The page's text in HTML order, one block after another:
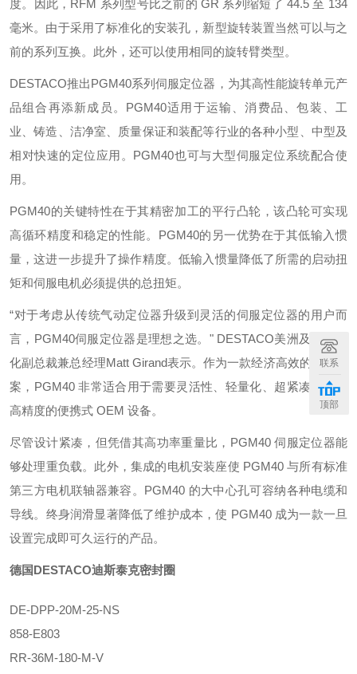
度。因此，RFM 系列型号比之前的 GR 系列缩短了 44.5 至 134
毫米。由于采用了标准化的安装孔，新型旋转装置当然可以与之
前的系列互换。此外，还可以使用相同的旋转臂类型。
DESTACO推出PGM40系列伺服定位器，为其高性能旋转单元产
品组合再添新成员。PGM40适用于运输、消费品、包装、工
业、铸造、洁净室、质量保证和装配等行业的各种小型、中型及
相对快速的定位应用。PGM40也可与大型伺服定位系统配合使
用。
PGM40的关键特性在于其精密加工的平行凸轮，该凸轮可实现
高循环精度和稳定的性能。PGM40的另一优势在于其低输入惯
量，这进一步提升了操作精度。低输入惯量降低了所需的启动扭
矩和伺服电机必须提供的总扭矩。
“对于考虑从传统气动定位器升级到灵活的伺服定位器的用户而
言，PGM40伺服定位器是理想之选。" DESTACO美洲及球自动
化副总裁兼总经理Matt Girand表示。作为一款经济高效的解决方
案，PGM40 非常适合用于需要灵活性、轻量化、超紧凑尺寸和
高精度的便携式 OEM 设备。
尽管设计紧凑，但凭借其高功率重量比，PGM40 伺服定位器能
够处理重负载。此外，集成的电机安装座使 PGM40 与所有标准
第三方电机联轴器兼容。PGM40 的大中心孔可容纳各种电缆和
导线。终身润滑显著降低了维护成本，使 PGM40 成为一款一旦
设置完成即可久运行的产品。
德国DESTACO迪斯泰克密封圈
DE-DPP-20M-25-NS
858-E803
RR-36M-180-M-V
联系
顶部